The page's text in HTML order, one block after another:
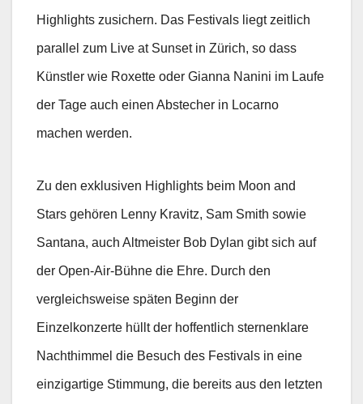
Highlights zusichern. Das Festivals liegt zeitlich
parallel zum Live at Sunset in Zürich, so dass
Künstler wie Roxette oder Gianna Nanini im Laufe
der Tage auch einen Abstecher in Locarno
machen werden.
Zu den exklusiven Highlights beim Moon and
Stars gehören Lenny Kravitz, Sam Smith sowie
Santana, auch Altmeister Bob Dylan gibt sich auf
der Open-Air-Bühne die Ehre. Durch den
vergleichsweise späten Beginn der
Einzelkonzerte hüllt der hoffentlich sternenklare
Nachthimmel die Besuch des Festivals in eine
einzigartige Stimmung, die bereits aus den letzten